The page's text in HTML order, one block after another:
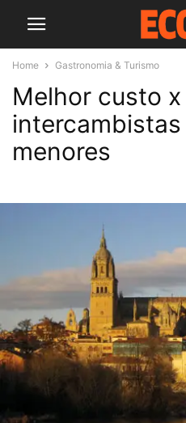
Home Gastronomia & Turismo
Melhor custo
menores